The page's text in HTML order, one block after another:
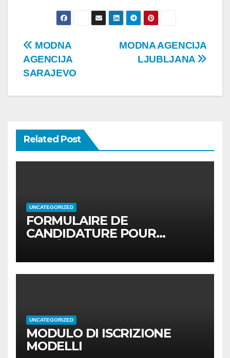
Post
navigation
MODNA AGENCIJA
LJUBLJANA
MODNA
AGENCIJA
SARAJEVO
Related Post
UNCATEGORIZED
FORMULAIRE DE
CANDIDATURE POUR
UNCATEGORIZED
MODULO DI ISCRIZIONE
MODELLI